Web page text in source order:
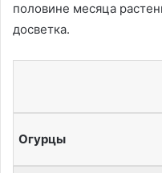
половине месяца
досветка.
Огурцы